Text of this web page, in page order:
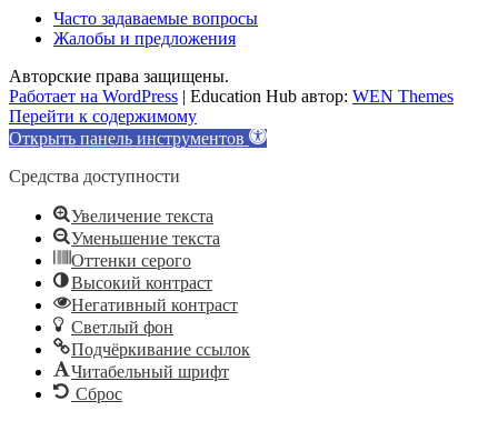
Часто задаваемые вопросы
Жалобы и предложения
Авторские права защищены.
Работает на WordPress | Education Hub автор: WEN Themes
Перейти к содержимому
Открыть панель инструментов
Средства доступности
Увеличение текста
Уменьшение текста
Оттенки серого
Высокий контраст
Негативный контраст
Светлый фон
Подчёркивание ссылок
Читабельный шрифт
Сброс